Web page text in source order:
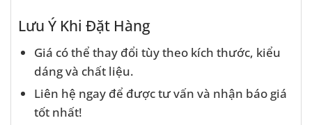
Lưu Ý Khi Đặt Hàng
Giá có thể thay đổi tùy theo kích thước, kiểu
dáng và chất liệu.
Liên hệ ngay để được tư vấn và nhận báo giá
tốt nhất!